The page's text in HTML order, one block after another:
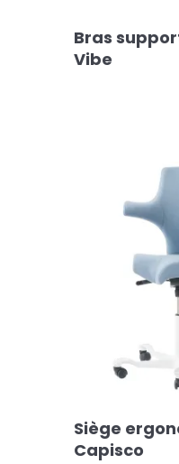
Bras
Vibe
Siège
Capisco